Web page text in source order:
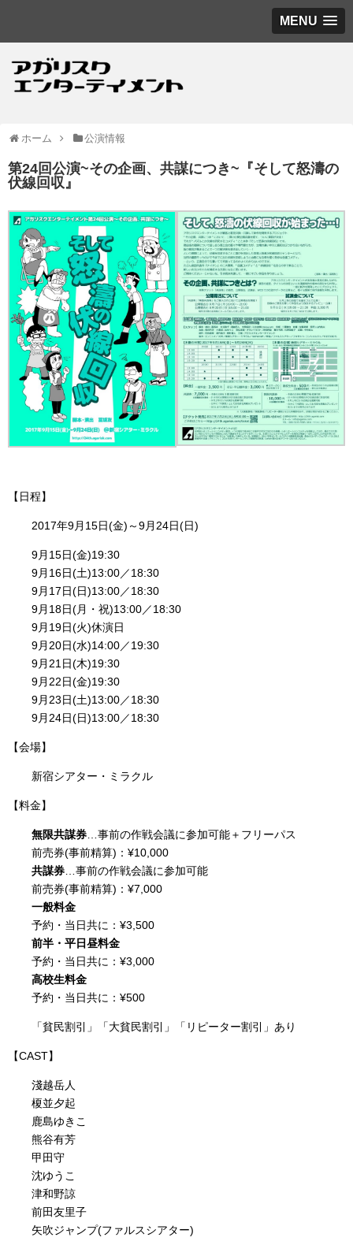
MENU
ホーム 公演情報
第24回公演~その企画、共謀につき~『そして怒濤の
伏線回収』
【日程】
2017年9月15日(金)～9月24日(日)
9月15日(金)19:30
9月16日(土)13:00／18:30
9月17日(日)13:00／18:30
9月18日(月・祝)13:00／18:30
9月19日(火)休演日
9月20日(水)14:00／19:30
9月21日(木)19:30
9月22日(金)19:30
9月23日(土)13:00／18:30
9月24日(日)13:00／18:30
【会場】
新宿シアター・ミラクル
【料金】
無限共謀券 …事前の作戦会議に参加可能＋フリーパス
前売券(事前精算)：¥10,000
共謀券 …事前の作戦会議に参加可能
前売券(事前精算)：¥7,000
一般料金
予約・当日共に：¥3,500
前半・平日昼料金
予約・当日共に：¥3,000
高校生料金
予約・当日共に：¥500
「貧民割引」「大貧民割引」「リピーター割引」あり
【CAST】
淺越岳人
榎並夕起
鹿島ゆきこ
熊谷有芳
甲田守
沈ゆうこ
津和野諒
前田友里子
矢吹ジャンプ(ファルスシアター)